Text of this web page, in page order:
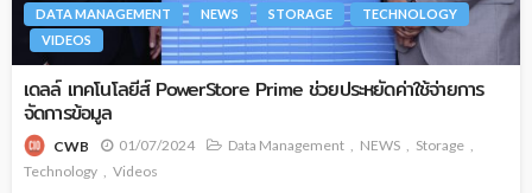
DATA MANAGEMENT NEWS STORAGE
TECHNOLOGY
VIDEOS
เดลล์ เทคโนโลยีส์ PowerStore Prime ช่วยประหยัดค่าใช้จ่ายการ
จัดการข้อมูล
CWB 01/07/2024 Data Management NEWS
Storage
Technology
Videos